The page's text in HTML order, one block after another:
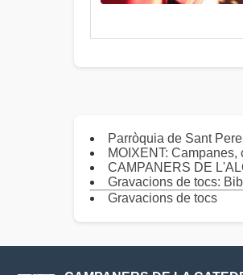
Parròquia de Sant
MOIXENT: Campanes,
CAMPANERS DE
Gravacions de tocs:
Gravacions de tocs